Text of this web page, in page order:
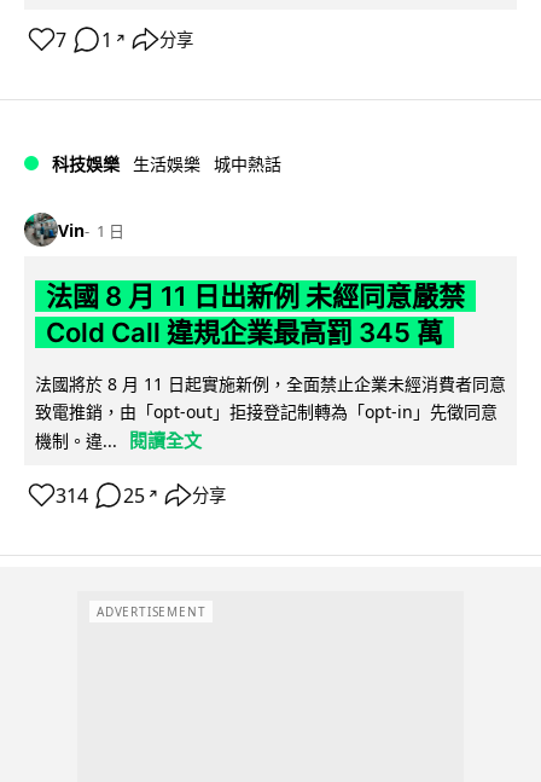
7 1 ↗ 分享
科技娛樂 生活娛樂 城中熱話
Vin 1 日
法國 8 月 11 日出新例 未經同意嚴禁
Cold Call 違規企業最高罰 345 萬
法國將於 8 月 11 日起實施新例，全面禁止企業未經消費者同意
致電推銷，由「opt-out」拒接登記制轉為「opt-in」先徵同意
機制。違...
閱讀全文
314 25 ↗ 分享
ADVERTISEMENT